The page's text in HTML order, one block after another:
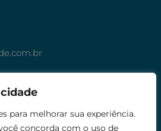
para melhorar sua experiência.
concorda com o uso de